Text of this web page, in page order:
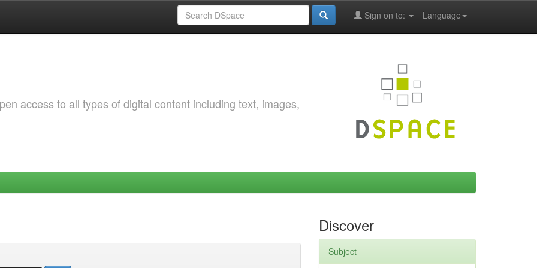
Language
Sign on to:
access to all types of digital content including text, images,
Discover
Subject